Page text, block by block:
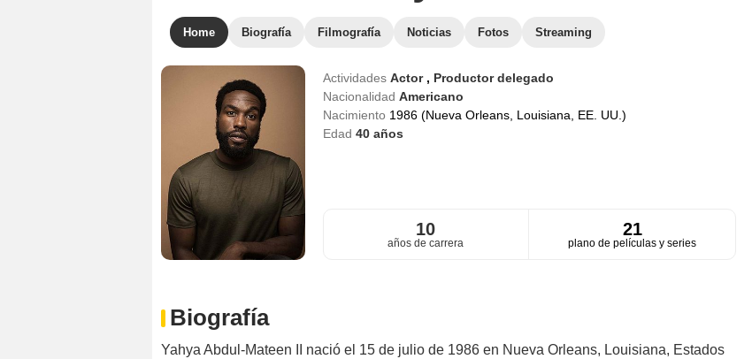
Home Biografía Filmografía Noticias Fotos Streaming
Actividades Actor , Productor delegado
Nacionalidad Americano
Nacimiento 1986 (Nueva Orleans, Louisiana, EE. UU.)
Edad 40años
10
años de carrera
21
plano de películas y series
Biografía
Yahya Abdul-Mateen II nació el 15 de julio de 1986 en Nueva Orleans, Louisiana, Estados